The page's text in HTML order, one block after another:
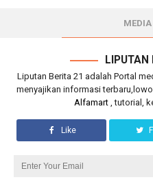
LIPUTAN
Liputan Berita 21 adalah Portal
menyajikan informasi
Alfamart , tutorial,
Like